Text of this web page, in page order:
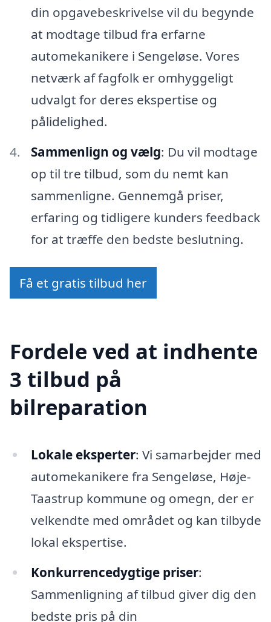
din opgavebeskrivelse vil du begynde
at modtage tilbud fra erfarne
automekanikere i Sengeløse. Vores
netværk af fagfolk er omhyggeligt
udvalgt for deres ekspertise og
pålidelighed.
Sammenlign og vælg: Du vil modtage
op til tre tilbud, som du nemt kan
sammenligne. Gennemgå priser,
erfaring og tidligere kunders feedback
for at træffe den bedste beslutning.
Få et gratis tilbud her
Fordele ved at indhente
3 tilbud på
bilreparation
Lokale eksperter: Vi samarbejder med
automekanikere fra Sengeløse, Høje-
Taastrup kommune og omegn, der er
velkendte med området og kan tilbyde
lokal ekspertise.
Konkurrencedygtige priser:
Sammenligning af tilbud giver dig den
bedste pris på din